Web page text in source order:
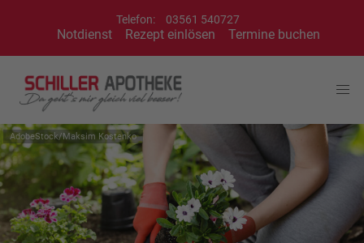
Telefon: 03561 540727
Notdienst Rezept einlösen Termine buchen
AdobeStock/Maksim Kostenko